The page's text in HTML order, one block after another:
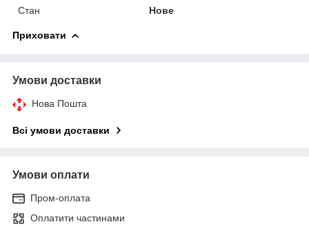
Стан
Нове
Приховати
Умови доставки
Нова Пошта
Всі умови доставки
Умови оплати
Пром-оплата
Оплатити частинами